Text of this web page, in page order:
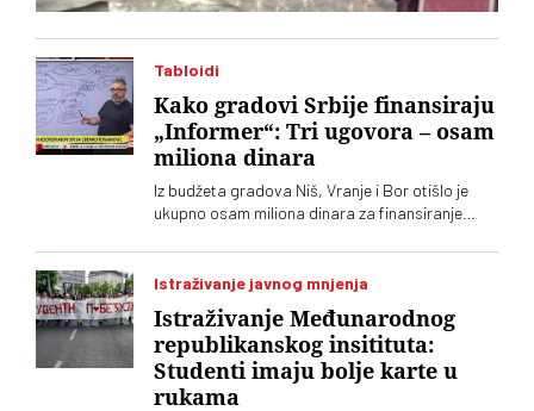
Tabloidi
Kako gradovi Srbije finansiraju
„Informer“: Tri ugovora – osam
miliona dinara
Iz budžeta gradova Niš, Vranje i Bor otišlo je
ukupno osam miliona dinara za finansiranje
narodna poslanica Stranke slobode i pravde
Istraživanje javnog mnjenja
Istraživanje Međunarodnog
republikanskog insitituta:
Studenti imaju bolje karte u
rukama